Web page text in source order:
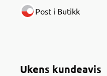
Post i Butikk
Ukens kundeavis